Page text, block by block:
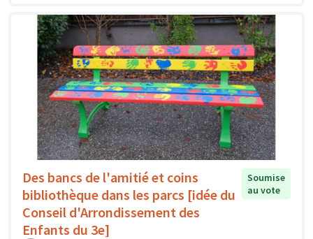
Des bancs de l'amitié et coins
bibliothèque dans les parcs [idée du
Conseil d'Arrondissement des
Enfants du 3e]
Soumise
au vote